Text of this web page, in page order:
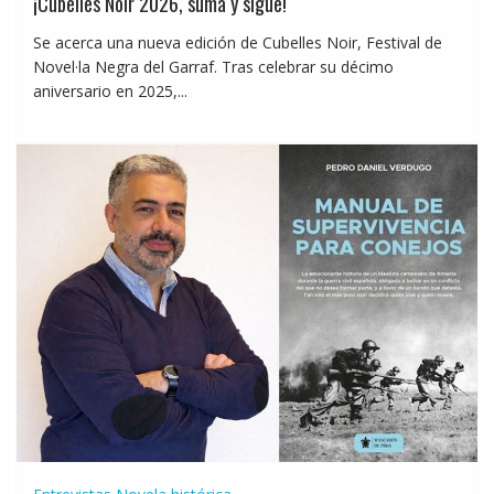
Se acerca una nueva edición de Cubelles Noir, Festival de
Novel·la Negra del Garraf. Tras celebrar su décimo
aniversario en 2025,...